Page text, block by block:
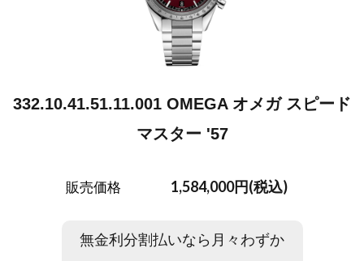
332.10.41.51.11.001 OMEGA オメガ スピード
マスター '57
販売価格 1,584,000円(税込)
無金利分割払いなら月々わずか